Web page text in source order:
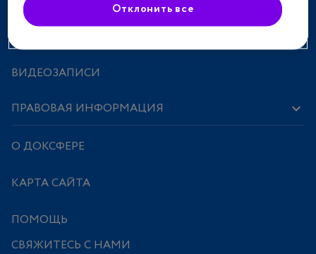
ВИДЕОЗАПИСИ
ПРАВОВАЯ ИНФОРМАЦИЯ
О ДОКСФЕРЕ
КАРТА САЙТА
ПОМОЩЬ
СВЯЖИТЕСЬ С НАМИ
Отклонить все